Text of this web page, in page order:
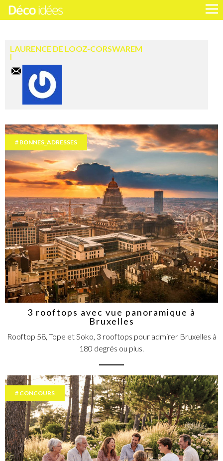
LAURENCE DE LOOZ-CORSWAREM
BONNES_ADRESSES
3 rooftops avec vue panoramique à
Bruxelles
Rooftop 58, Tope et Soko, 3 rooftops pour admirer Bruxelles à
180 degrés ou plus.
CONCOURS